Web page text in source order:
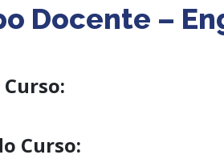
Docente –
Curso: